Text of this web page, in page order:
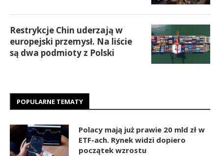
Restrykcje Chin uderzają w
europejski przemysł. Na liście
są dwa podmioty z Polski
POPULARNE TEMATY
Polacy mają już prawie 20 mld zł w
ETF-ach. Rynek widzi dopiero
początek wzrostu